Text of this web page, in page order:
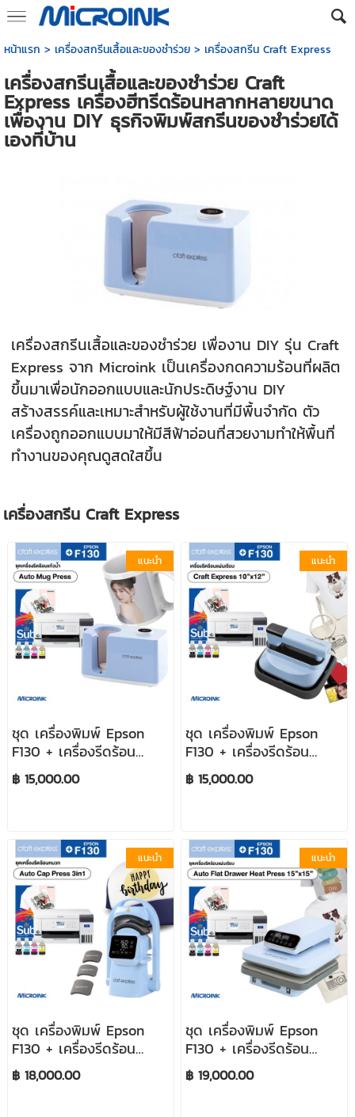
หน้าแรก > เครื่องสกรีนเสื้อและของชำร่วย> เครื่องสกรีน Craft Express
เครื่องสกรีนเสื้อและของชำร่วย Craft
Express เครื่องฮีทรีดร้อนหลากหลายขนาด
เพื่องาน DIY ธุรกิจพิมพ์สกรีนของชำร่วยได้
เองที่บ้าน
เครื่องสกรีนเสื้อและของชำร่วย เพื่องาน DIY รุ่น Craft
Express จาก Microink เป็นเครื่องกดความร้อนที่ผลิต
ขึ้นมาเพื่อนักออกแบบและนักประดิษฐ์งาน DIY
สร้างสรรค์และเหมาะสำหรับผู้ใช้งานที่มีพื้นจำกัด ตัว
เครื่องถูกออกแบบมาให้มีสีฟ้าอ่อนที่สวยงามทำให้พื้นที่
ทำงานของคุณดูสดใสขึ้น
เครื่องสกรีน Craft Express
แนะนำ
ชุด เครื่องพิมพ์ Epson
F130 + เครื่องรีดร้อน
Auto Mug Press
฿ 15,000.00
แนะนำ
ชุด เครื่องพิมพ์ Epson
F130 + เครื่องรีดร้อน
Craft Express 10"x12"
฿ 15,000.00
แนะนำ
ชุด เครื่องพิมพ์ Epson
F130 + เครื่องรีดร้อน
Auto Cap Press
฿ 18,000.00
แนะนำ
ชุด เครื่องพิมพ์ Epson
F130 + เครื่องรีดร้อน
Auto Flat Drawer Heat
Press 15" x 15"
฿ 19,000.00